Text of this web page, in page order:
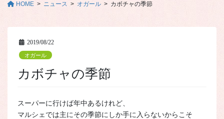
HOME ニュース オガール カボチャの季節
2019/08/22
オガール
カボチャの季節
スーパーに行けば年中あるけれど、
マルシェでは主にその季節にしか手に入らないからこそ